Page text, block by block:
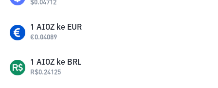
$0.04712
1 AIOZ ke EUR
€0.04089
1 AIOZ ke BRL
R$0.24125